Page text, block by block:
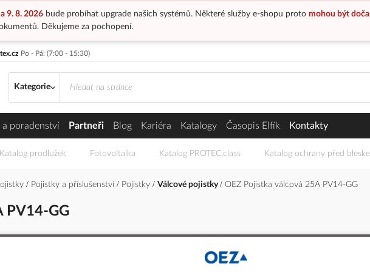
9. 8. 2026bude probíhat upgrade našich systémů. Některé služby e-shopu proto mohou být
Děkujeme za pochopení.
Po - Pá: (7:00 - 15:30)
Kategorie
a poradenství Partneři Blog Kariéra Katalogy Časopis Elfík Kontakty
Katalog prodlužek Fotovoltaika Katalog PROTEC.class Katalog ochrany před
Pojistky a příslušenství Pojistky Válcové pojistky OEZ Pojistka válcová 25A PV14-GG
PV14-GG